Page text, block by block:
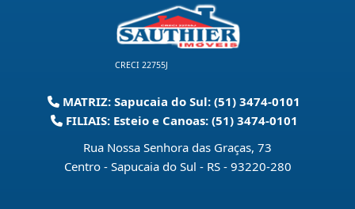
CRECI 22755J
MATRIZ: Sapucaia do Sul: (51) 3474-0101
FILIAIS: Esteio e Canoas: (51) 3474-0101
Rua Nossa Senhora das Graças, 73
Centro - Sapucaia do Sul - RS - 93220-280